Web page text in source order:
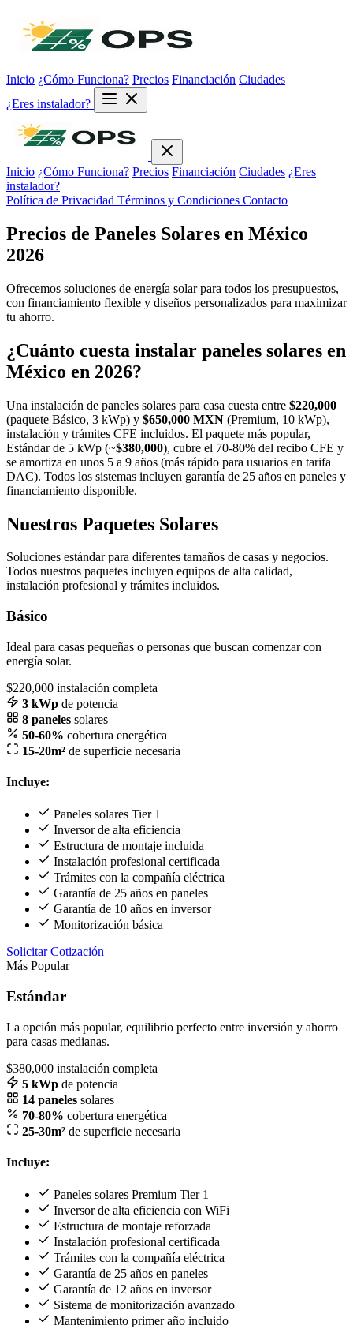
Inicio ¿Cómo Funciona? Precios Financiación Ciudades
¿Eres instalador?
Inicio ¿Cómo Funciona? Precios Financiación Ciudades ¿Eres
instalador?
Política de Privacidad Términos y Condiciones Contacto
Precios de Paneles Solares en México
2026
Ofrecemos soluciones de energía solar para todos los presupuestos,
con financiamiento flexible y diseños personalizados para maximizar
tu ahorro.
¿Cuánto cuesta instalar paneles solares en
México en 2026?
Una instalación de paneles solares para casa cuesta entre $220,000
(paquete Básico, 3 kWp) y $650,000 MXN (Premium, 10 kWp),
instalación y trámites CFE incluidos. El paquete más popular,
Estándar de 5 kWp (~$380,000), cubre el 70-80% del recibo CFE y
se amortiza en unos 5 a 9 años (más rápido para usuarios en tarifa
DAC). Todos los sistemas incluyen garantía de 25 años en paneles y
financiamiento disponible.
Nuestros Paquetes Solares
Soluciones estándar para diferentes tamaños de casas y negocios.
Todos nuestros paquetes incluyen equipos de alta calidad,
instalación profesional y trámites incluidos.
Básico
Ideal para casas pequeñas o personas que buscan comenzar con
energía solar.
$220,000 instalación completa
3 kWp de potencia
8 paneles solares
50-60% cobertura energética
15-20m² de superficie necesaria
Incluye:
Paneles solares Tier 1
Inversor de alta eficiencia
Estructura de montaje incluida
Instalación profesional certificada
Trámites con la compañía eléctrica
Garantía de 25 años en paneles
Garantía de 10 años en inversor
Monitorización básica
Solicitar Cotización
Más Popular
Estándar
La opción más popular, equilibrio perfecto entre inversión y ahorro
para casas medianas.
$380,000 instalación completa
5 kWp de potencia
14 paneles solares
70-80% cobertura energética
25-30m² de superficie necesaria
Incluye:
Paneles solares Premium Tier 1
Inversor de alta eficiencia con WiFi
Estructura de montaje reforzada
Instalación profesional certificada
Trámites con la compañía eléctrica
Garantía de 25 años en paneles
Garantía de 12 años en inversor
Sistema de monitorización avanzado
Mantenimiento primer año incluido